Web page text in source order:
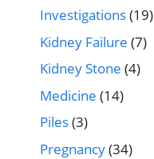
Investigations(19)
Kidney Failure (7)
Kidney Stone (4)
Medicine (14)
Piles(3)
Pregnancy(34)